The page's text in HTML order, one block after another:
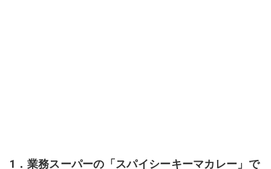
1．業務スーパーの「スパイシーキーマカレー」で